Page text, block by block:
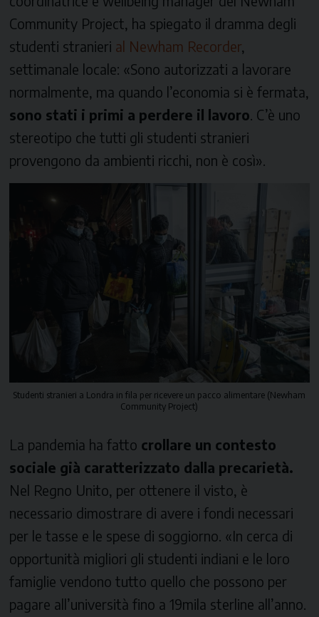
Community Project, ha spiegato il dramma degli
studenti stranieri al Newham Recorder,
settimanale locale: «Sono autorizzati a lavorare
normalmente, ma quando l’economia si è fermata,
sono stati i primi a perdere il lavoro. C’è uno
stereotipo che tutti gli studenti stranieri
provengono da ambienti ricchi, non è così».
Studenti stranieri a Londra in fila per ricevere un pacco alimentare (Newham
Community Project)
La pandemia ha fatto crollare un contesto
sociale già caratterizzato dalla precarietà.
Nel Regno Unito, per ottenere il visto, è
necessario dimostrare di avere i fondi necessari
per le tasse e le spese di soggiorno. «In cerca di
opportunità migliori gli studenti indiani e le loro
famiglie vendono tutto quello che possono per
pagare all’università fino a 19mila sterline all’anno.